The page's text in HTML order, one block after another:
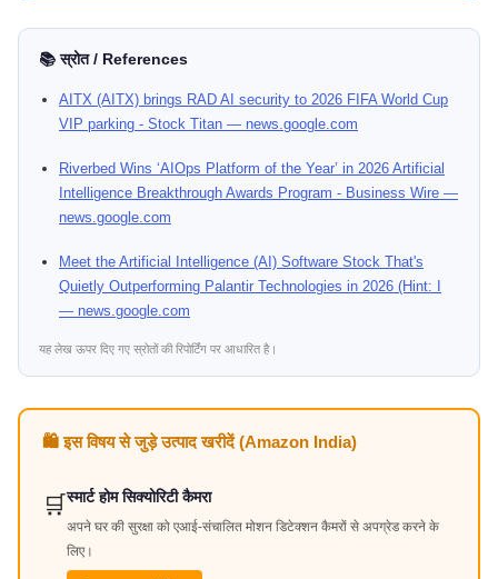
📚 स्रोत / References
AITX (AITX) brings RAD AI security to 2026 FIFA World Cup
VIP parking - Stock Titan — news.google.com
Riverbed Wins ‘AIOps Platform of the Year’ in 2026 Artificial
Intelligence Breakthrough Awards Program - Business Wire —
news.google.com
Meet the Artificial Intelligence (AI) Software Stock That's
Quietly Outperforming Palantir Technologies in 2026 (Hint: I
— news.google.com
यह लेख ऊपर दिए गए स्रोतों की रिपोर्टिंग पर आधारित है।
🛍️ इस विषय से जुड़े उत्पाद खरीदें (Amazon India)
🛒स्मार्ट होम सिक्योरिटी कैमरा
अपने घर की सुरक्षा को एआई-संचालित मोशन डिटेक्शन कैमरों से अपग्रेड करने के
लिए।